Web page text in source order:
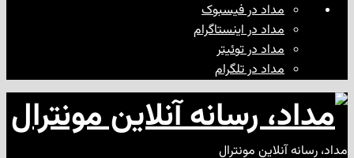
مداد در فیسبوک
مداد در اینستاگرام
مداد در توئیتر
مداد در تلگرام
مونترال